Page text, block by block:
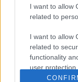
I want to allow
related to
I want to allow
related to
functionality
user protection.
nemzetközi
Forrás: Győri Balett